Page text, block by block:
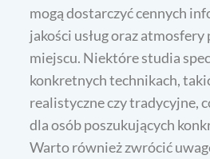
mogą dostarczyć cennych
jakości usług oraz
miejscu. Niektóre studia
konkretnych technikach,
realistyczne czy tradycyjne,
dla osób poszukujących
Warto również zwrócić